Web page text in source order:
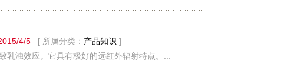
4/5[ 所属分类： 产品知识 ]
浊效应。它具有极好的远红外辐射特点。...